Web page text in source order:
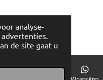
analyse-
de site gaat u